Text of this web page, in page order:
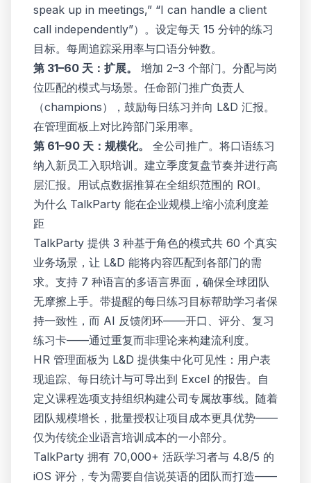
speak up in meetings,” “I can handle a client
call independently”）。设定每天 15 分钟的练习
目标。每周追踪采用率与口语分钟数。
第 31–60 天：扩展。
增加 2–3 个部门。分配与岗
位匹配的模式与场景。任命部门推广负责人
（champions），鼓励每日练习并向 L&D 汇报。
在管理面板上对比跨部门采用率。
第 61–90 天：规模化。
全公司推广。将口语练习
纳入新员工入职培训。建立季度复盘节奏并进行高
层汇报。用试点数据推算在全组织范围的 ROI。
为什么 TalkParty 能在企业规模上缩小流利度差
距
TalkParty 提供 3 种基于角色的模式共 60 个真实
业务场景，让 L&D 能将内容匹配到各部门的需
求。支持 7 种语言的多语言界面，确保全球团队
无摩擦上手。带提醒的每日练习目标帮助学习者保
持一致性，而 AI 反馈闭环——开口、评分、复习
练习卡——通过重复而非理论来构建流利度。
HR 管理面板为 L&D 提供集中化可见性：用户表
现追踪、每日统计与可导出到 Excel 的报告。自
定义课程选项支持组织构建公司专属故事线。随着
团队规模增长，批量授权让项目成本更具优势——
仅为传统企业语言培训成本的一小部分。
TalkParty 拥有 70,000+ 活跃学习者与 4.8/5 的
iOS 评分，专为需要自信说英语的团队而打造——